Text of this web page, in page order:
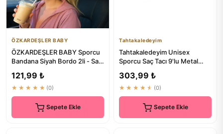
ÖZKARDEŞLER BABY
ÖZKARDEŞLER BABY Sporcu
Bandana Siyah Bordo 2li - Saç
121,99 ₺
★★★★★ (0)
Sepete Ekle
Tahtakaledeyim
Tahtakaledeyim Unisex
Sporcu Saç Tacı 9'lu Metal
303,99 ₺
★★★★★ (0)
Sepete Ekle